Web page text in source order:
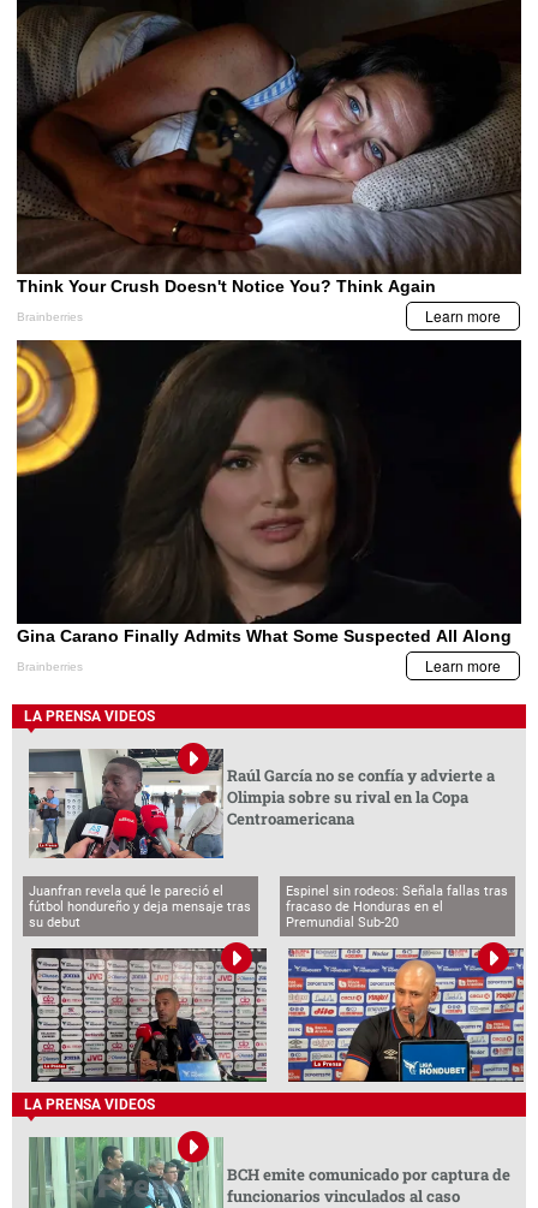
LA PRENSA VIDEOS
Raúl García no se confía y advierte a
Olimpia sobre su rival en la Copa
Centroamericana
Juanfran revela qué le pareció el
fútbol hondureño y deja mensaje tras
su debut
Espinel sin rodeos: Señala fallas tras
fracaso de Honduras en el
Premundial Sub-20
LA PRENSA VIDEOS
BCH emite comunicado por captura de
funcionarios vinculados al caso